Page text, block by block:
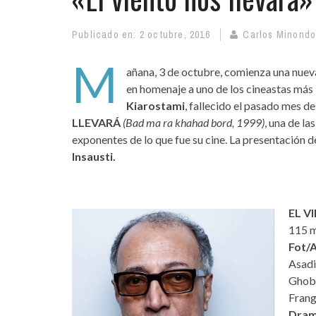
Publicado en: 2 octubre, 2016 Carlos Minondo
M
añana, 3 de octubre, comienza una
en homenaje a uno de los cineastas
Kiarostami, fallecido el pasado mes
LLEVARÁ (Bad ma ra khahad bord, 1999), una de
exponentes de lo que fue su cine. La
Insausti.
EL
115
Fot/